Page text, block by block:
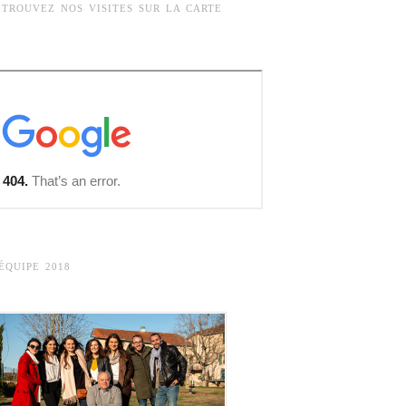
NOS VISITES SUR LA CARTE
2018